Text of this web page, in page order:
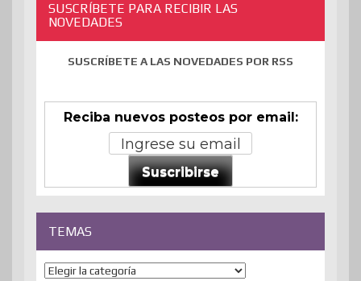
SUSCRÍBETE PARA RECIBIR LAS
NOVEDADES
SUSCRÍBETE A LAS NOVEDADES POR RSS
Reciba nuevos posteos por email:
Suscribirse
TEMAS
Temas